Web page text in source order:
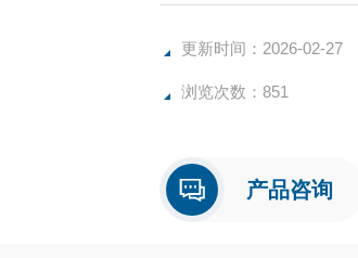
更新时间：2026-02-27
浏览次数：851
产品咨询